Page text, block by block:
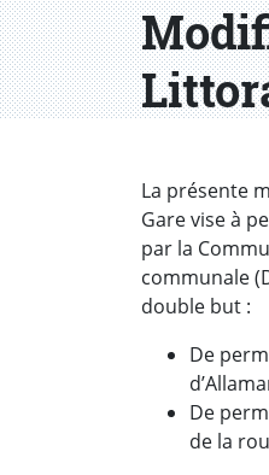
La présente
Gare vise à
par la
communale
double but :
De
De
de la